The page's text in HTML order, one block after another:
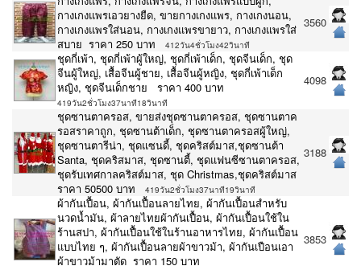
กางเกงแพรเอวยางยืด, ขายกางเกงแพร, กางเกงนอน,
กางเกงแพรใส่นอน, กางเกงแพรขายาว, กางเกงแพรใส่
สบาย ราคา 250 บาท
412วัน4ชั่วโมง42วินาที
3560
ชุดกี่เพ้า, ชุดกี่เพ้าผู้ใหญ่, ชุดกี่เพ้าเด็ก, ชุดจีนเด็ก, ชุด
จีนผู้ใหญ่, เสื้อจีนผู้ชาย, เสื้อจีนผู้หญิง, ชุดกี่เพ้าเด็ก
หญิง, ชุดจีนเด็กชาย ราคา 400 บาท
419วัน2ชั่วโมง37นาที18วินาที
4098
ชุดซานตาครอส, ขายส่งชุดซานตาครอส, ชุดซานตาค
รอสราคาถูก, ชุดซานต้าเด็ก, ชุดซานตาครอสผู้ใหญ่,
ชุดซานตารีน่า, ชุดแซนดี้, ชุดคริสต์มาส,ชุดซานต้า
Santa, ชุดคริสมาส, ชุดซานตี้, ชุดแฟนซีซานตาครอส,
ชุดรับเทศกาลคริสต์มาส, ชุด Christmas,ชุดคริสต์มาส
ราคา 50500 บาท
419วัน2ชั่วโมง37นาที19วินาที
3188
ผ้ากันเปื้อน, ผ้ากันเปื้อนลายไทย, ผ้ากันเปื้อนสำหรับ
นวดน้ำมัน, ผ้าลายไทยผ้ากันเปื้อน, ผ้ากันเปื้อนใช้ใน
ร้านสปา, ผ้ากันเปื้อนใช้ในร้านอาหารไทย, ผ้ากันเปื้อน
แบบไทย ๆ, ผ้ากันเปื้อนลายผ้าขาวม้า, ผ้ากันเปือนเอา
ผ้าขาวม้ามาตัด ราคา 150 บาท
3853